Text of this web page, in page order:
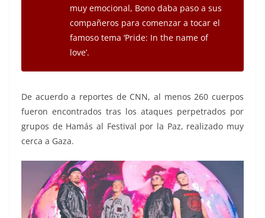
muy emocional, Bono daba paso a sus
compañeros para comenzar a tocar el
famoso tema ‘Pride: In the name of
love’.
De acuerdo a reportes de CNN, al menos 260 cuerpos
fueron encontrados tras los ataques perpetrados por
grupos de Hamás al Festival por la Paz, realizado muy
cerca a Gaza.